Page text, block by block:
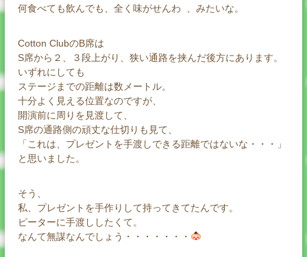
何食べても飲んでも、全く味がせんわ 、みたいな。
Cotton ClubのB席は
S席から２、３段上がり、狭い通路を挟んだ後方にあります。
いずれにしても
ステージまでの距離は数メートル。
十分よく見える位置なのですが、
開演前に周りを見渡して、
S席の通路側の頑丈な仕切りも見て、
「これは、プレゼントを手渡しできる距離ではないな・・・」
と思いました。
そう、
私、プレゼントを手作りして持ってきてたんです。
ピーターに手渡ししたくて。
なんて無謀なんでしょう・・・・・・・